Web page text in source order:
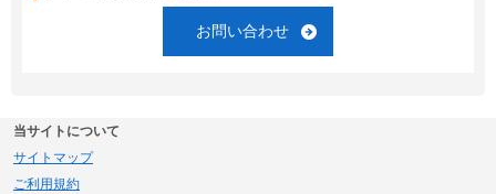
お問い合わせ
当サイトについて
サイトマップ
ご利用規約